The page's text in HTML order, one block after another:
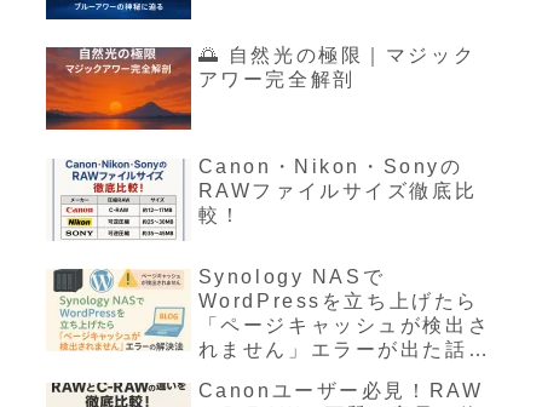
🌅 自然光の極限｜マジック
アワー完全解剖
Canon・Nikon・Sonyの
RAWファイルサイズ徹底比
較！
Synology NASで
WordPressを立ち上げたら
「ページキャッシュが検出さ
れません」エラーが出た話と
Canonユーザー必見！RAW